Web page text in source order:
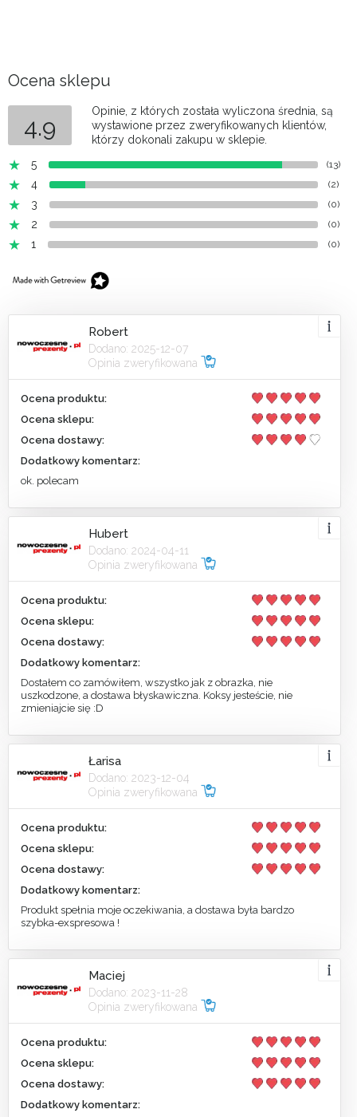
Ocena sklepu
4.9
Opinie, z których została wyliczona średnia, są
wystawione przez zweryfikowanych klientów,
którzy dokonali zakupu w sklepie.
5
(13)
4 (2)
3 (0)
2 (0)
1 (0)
Robert
Dodano: 2025-12-07
Opinia zweryfikowana
Ocena produktu:
Ocena sklepu:
Ocena dostawy:
Dodatkowy komentarz:
ok. polecam
Hubert
Dodano: 2024-04-11
Opinia zweryfikowana
Ocena produktu:
Ocena sklepu:
Ocena dostawy:
Dodatkowy komentarz:
Dostałem co zamówiłem, wszystko jak z obrazka, nie
uszkodzone, a dostawa błyskawiczna. Koksy jesteście, nie
zmieniajcie się :D
Łarisa
Dodano: 2023-12-04
Opinia zweryfikowana
Ocena produktu:
Ocena sklepu:
Ocena dostawy:
Dodatkowy komentarz:
Produkt spełnia moje oczekiwania, a dostawa była bardzo
szybka-exspresowa !
Maciej
Dodano: 2023-11-28
Opinia zweryfikowana
Ocena produktu:
Ocena sklepu:
Ocena dostawy:
Dodatkowy komentarz: